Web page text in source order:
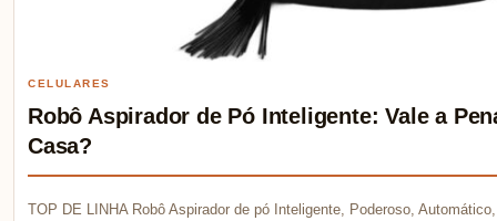
CELULARES
Robô Aspirador de Pó Inteligente: Vale a
Casa?
TOP DE LINHA Robô Aspirador de pó Inteligente, Poderoso,